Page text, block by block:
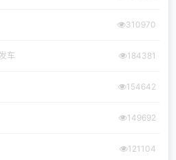
310970
车 184381
154642
149692
121104